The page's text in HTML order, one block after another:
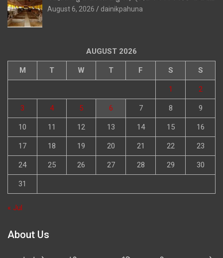
August 6, 2026 dainikpahuna
AUGUST 2026
M T W T F S S
1 2
3 4 5 6 7 8 9
10 11 12 13 14 15 16
17 18 19 20 21 22 23
24 25 26 27 28 29 30
31
« Jul
About Us